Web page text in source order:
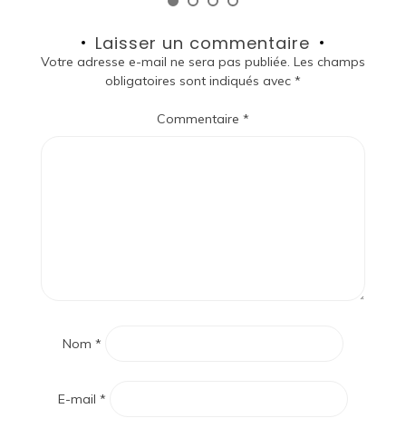
Laisser un commentaire
Votre adresse e-mail ne sera pas publiée. Les champs
obligatoires sont indiqués avec *
Commentaire *
Nom *
E-mail *